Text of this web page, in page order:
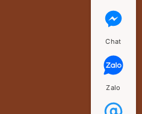
Chat
Zalo